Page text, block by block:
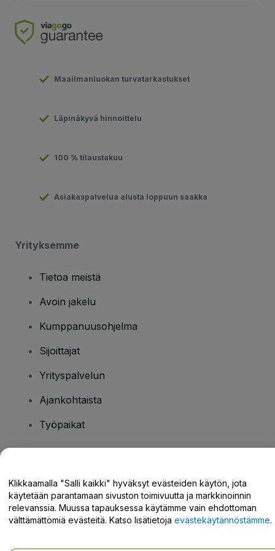
Maailmanluokan turvatarkastukset
Läpinäkyvä hinnoittelu
100 % tilaustakuu
Asiakaspalvelua alusta loppuun saakka
Yrityksemme
Tietoa meistä
Avoin jakelu
Kumppanuusohjelma
Sijoittajat
Yrityspalvelun
Ajankohtaista
Työpaikat
Tukikeskus / Ota meihin yhteyttä
Klikkaamalla "Salli kaikki" hyväksyt evästeiden käytön, jota
käytetään parantamaan sivuston toimivuutta ja markkinoinnin
relevanssia. Muussa tapauksessa käytämme vain ehdottoman
välttämättömiä evästeitä. Katso lisätietoja evästekäytännöstämme.